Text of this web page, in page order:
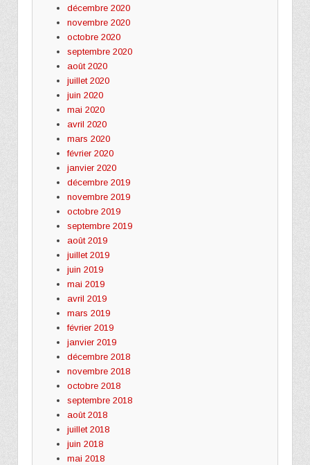
décembre 2020
novembre 2020
octobre 2020
septembre 2020
août 2020
juillet 2020
juin 2020
mai 2020
avril 2020
mars 2020
février 2020
janvier 2020
décembre 2019
novembre 2019
octobre 2019
septembre 2019
août 2019
juillet 2019
juin 2019
mai 2019
avril 2019
mars 2019
février 2019
janvier 2019
décembre 2018
novembre 2018
octobre 2018
septembre 2018
août 2018
juillet 2018
juin 2018
mai 2018